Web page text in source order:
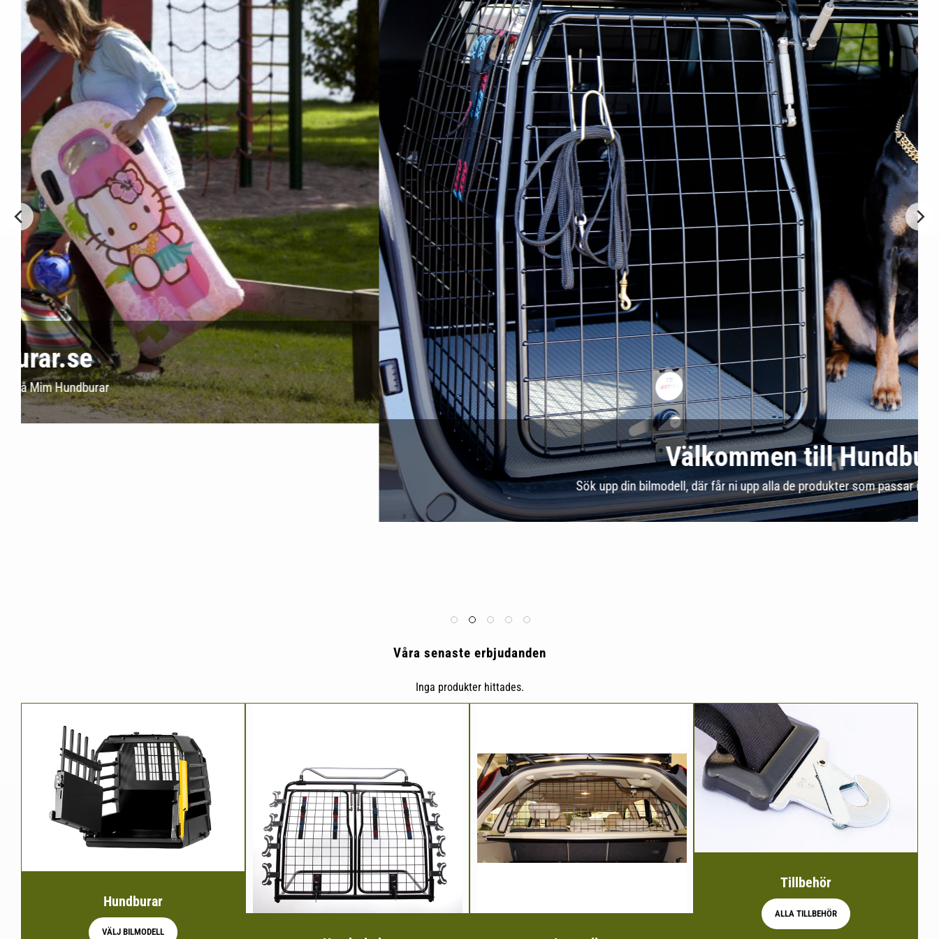
Välkommen till Hundburar.se
Sök upp din bilmodell, där får ni upp alla de produkter som passar i just din bil! Enkelt och smidigt!
Våra senaste erbjudanden
Inga produkter hittades.
Hundburar
VÄLJ BILMODELL
Tillbehör
ALLA TILLBEHÖR